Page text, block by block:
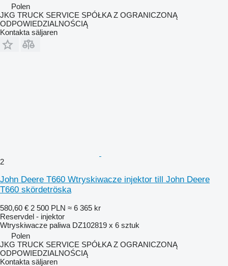
Polen
JKG TRUCK SERVICE SPÓŁKA Z OGRANICZONĄ
ODPOWIEDZIALNOŚCIĄ
Kontakta säljaren
2
John Deere T660 Wtryskiwacze injektor till John Deere
T660 skördetröska
580,60 € 2 500 PLN ≈ 6 365 kr
Reservdel - injektor
Wtryskiwacze paliwa DZ102819 x 6 sztuk
Polen
JKG TRUCK SERVICE SPÓŁKA Z OGRANICZONĄ
ODPOWIEDZIALNOŚCIĄ
Kontakta säljaren